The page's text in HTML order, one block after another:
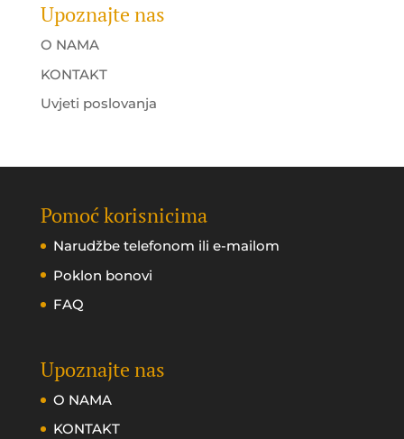
Upoznajte nas
O NAMA
KONTAKT
Uvjeti poslovanja
Pomoć korisnicima
Narudžbe telefonom ili e-mailom
Poklon bonovi
FAQ
Upoznajte nas
O NAMA
KONTAKT